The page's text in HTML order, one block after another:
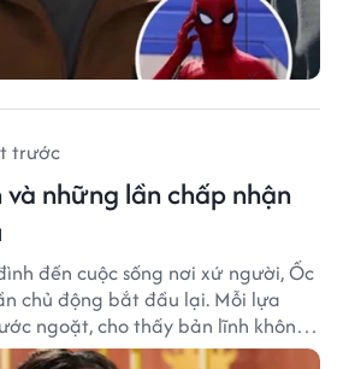
trước
và những lần chấp nhận
đến cuộc sống nơi xứ người, Ốc
chủ động bắt đầu lại. Mỗi lựa
ngoặt, cho thấy bản lĩnh không
nghệ sĩ.